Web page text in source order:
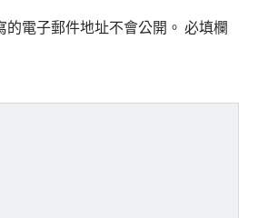
的電子郵件地址不會公開。 必填欄